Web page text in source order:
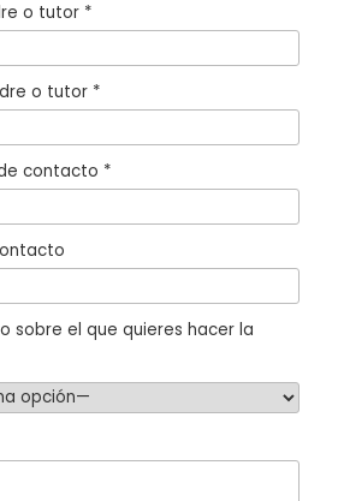
o tutor *
o tutor *
contacto *
sobre el que quieres hacer la